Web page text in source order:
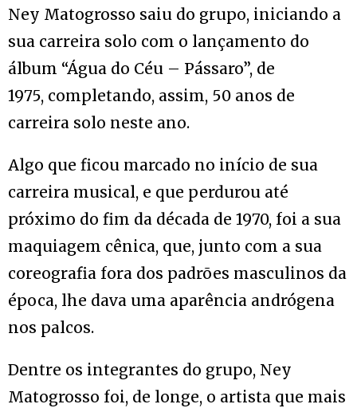
Ney Matogrosso saiu do grupo, iniciando a
sua carreira solo com o lançamento do
álbum “Água do Céu – Pássaro”, de
1975, completando, assim, 50 anos de
carreira solo neste ano.
Algo que ficou marcado no início de sua
carreira musical, e que perdurou até
próximo do fim da década de 1970, foi a sua
maquiagem cênica, que, junto com a sua
coreografia fora dos padrões masculinos da
época, lhe dava uma aparência andrógena
nos palcos.
Dentre os integrantes do grupo, Ney
Matogrosso foi, de longe, o artista que mais